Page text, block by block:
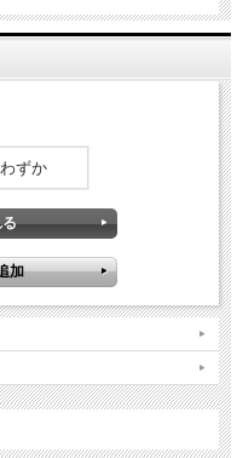
わずか